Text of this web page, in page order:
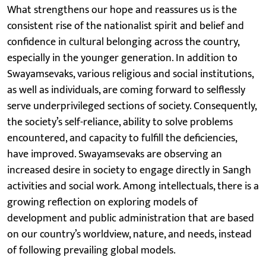
What strengthens our hope and reassures us is the
consistent rise of the nationalist spirit and belief and
confidence in cultural belonging across the country,
especially in the younger generation. In addition to
Swayamsevaks, various religious and social institutions,
as well as individuals, are coming forward to selflessly
serve underprivileged sections of society. Consequently,
the society’s self-reliance, ability to solve problems
encountered, and capacity to fulfill the deficiencies,
have improved. Swayamsevaks are observing an
increased desire in society to engage directly in Sangh
activities and social work. Among intellectuals, there is a
growing reflection on exploring models of
development and public administration that are based
on our country’s worldview, nature, and needs, instead
of following prevailing global models.